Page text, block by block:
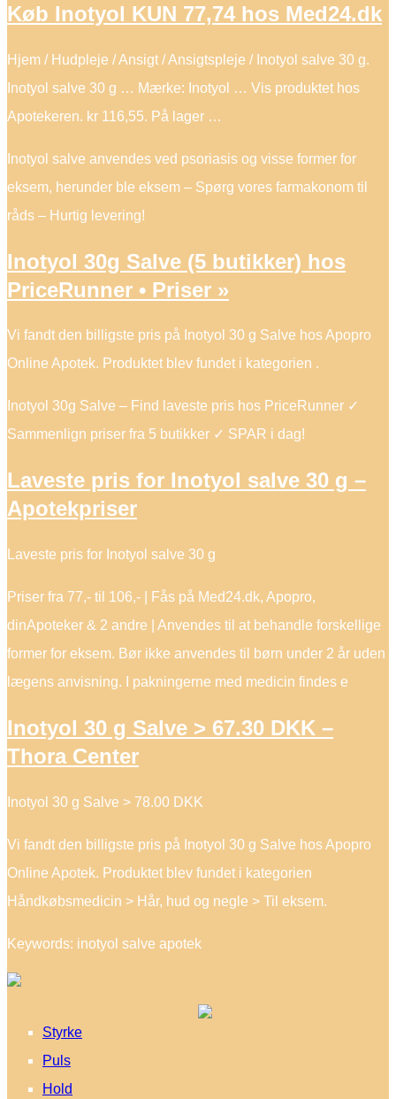
Køb Inotyol KUN 77,74 hos Med24.dk
Hjem / Hudpleje / Ansigt / Ansigtspleje / Inotyol salve 30 g.
Inotyol salve 30 g … Mærke: Inotyol … Vis produktet hos
Apotekeren. kr 116,55. På lager …
Inotyol salve anvendes ved psoriasis og visse former for
eksem, herunder ble eksem – Spørg vores farmakonom til
råds – Hurtig levering!
Inotyol 30g Salve (5 butikker) hos
PriceRunner • Priser »
Vi fandt den billigste pris på Inotyol 30 g Salve hos Apopro
Online Apotek. Produktet blev fundet i kategorien .
Inotyol 30g Salve – Find laveste pris hos PriceRunner ✓
Sammenlign priser fra 5 butikker ✓ SPAR i dag!
Laveste pris for Inotyol salve 30 g –
Apotekpriser
Laveste pris for Inotyol salve 30 g
Priser fra 77,- til 106,- | Fås på Med24.dk, Apopro,
dinApoteker & 2 andre | Anvendes til at behandle forskellige
former for eksem. Bør ikke anvendes til børn under 2 år uden
lægens anvisning. I pakningerne med medicin findes e
Inotyol 30 g Salve > 67.30 DKK –
Thora Center
Inotyol 30 g Salve > 78.00 DKK
Vi fandt den billigste pris på Inotyol 30 g Salve hos Apopro
Online Apotek. Produktet blev fundet i kategorien
Håndkøbsmedicin > Hår, hud og negle > Til eksem.
Keywords: inotyol salve apotek
Styrke
Puls
Hold